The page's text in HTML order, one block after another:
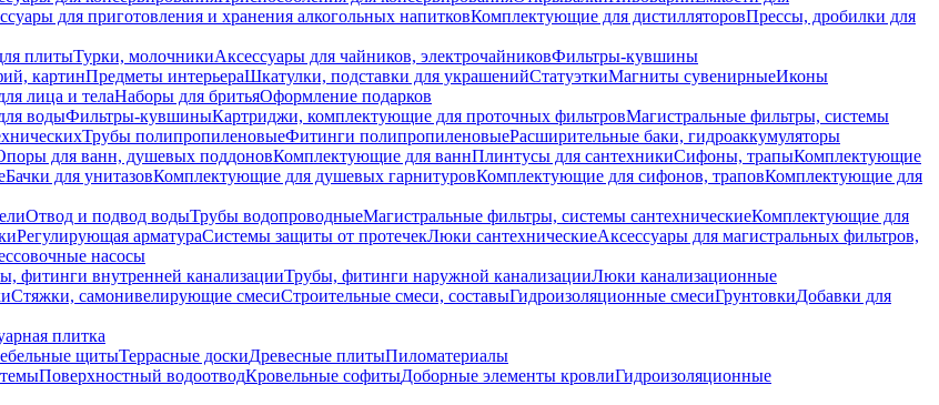
для приготовления и хранения алкогольных напитковКомплектующие для дистилляторовПрессы, дробилки для
плитыТурки, молочникиАксессуары для чайников, электрочайниковФильтры-кувшины
картинПредметы интерьераШкатулки, подставки для украшенийСтатуэткиМагниты сувенирныеИконы
лица и телаНаборы для бритьяОформление подарков
водыФильтры-кувшиныКартриджи, комплектующие для проточных фильтровМагистральные фильтры, системы
Трубы полипропиленовыеФитинги полипропиленовыеРасширительные баки, гидроаккумуляторы
для ванн, душевых поддоновКомплектующие для ваннПлинтусы для сантехникиСифоны, трапыКомплектующие
Бачки для унитазовКомплектующие для душевых гарнитуровКомплектующие для сифонов, траповКомплектующие для
Отвод и подвод водыТрубы водопроводныеМагистральные фильтры, системы сантехническиеКомплектующие для
Регулирующая арматураСистемы защиты от протечекЛюки сантехническиеАксессуары для магистральных фильтров,
насосы
фитинги внутренней канализацииТрубы, фитинги наружной канализацииЛюки канализационные
Стяжки, самонивелирующие смесиСтроительные смеси, составыГидроизоляционные смесиГрунтовкиДобавки для
плитка
щитыТеррасные доскиДревесные плитыПиломатериалы
Поверхностный водоотводКровельные софитыДоборные элементы кровлиГидроизоляционные